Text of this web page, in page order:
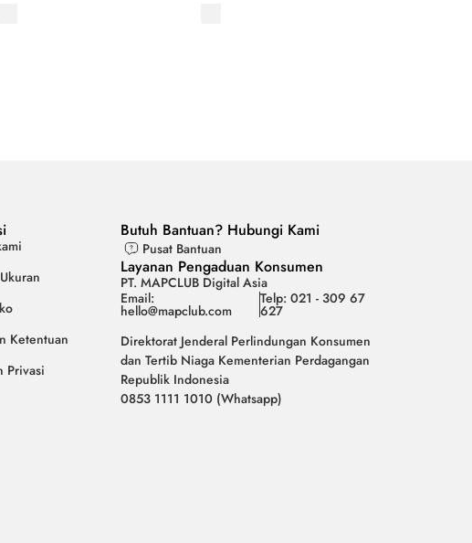
Ketentuan
Privasi
Butuh Bantuan? Hubungi Kami
Pusat Bantuan
Layanan Pengaduan Konsumen
PT. MAPCLUB Digital Asia
Email:
hello@mapclub.com
Telp: 021 - 309 67
627
Direktorat Jenderal Perlindungan Konsumen
dan Tertib Niaga Kementerian Perdagangan
Republik Indonesia
0853 1111 1010 (Whatsapp)